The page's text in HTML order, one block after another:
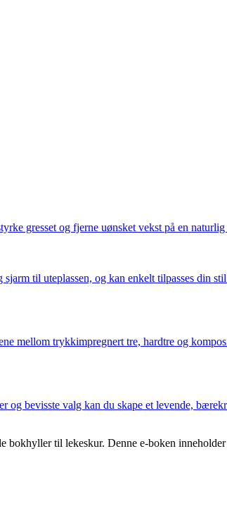
gresset og fjerne uønsket vekst på en
til uteplassen, og kan enkelt tilpasses din
mellom trykkimpregnert tre, hardtre og
bevisste valg kan du skape et levende,
bokhyller til lekeskur. Denne e-boken